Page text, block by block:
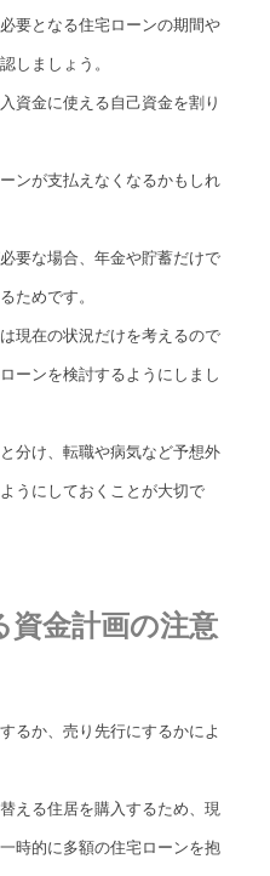
要となる住宅ローンの期間や
しましょう。
資金に使える自己資金を割り
ンが支払えなくなるかもしれ
要な場合、年金や貯蓄だけで
ためです。
現在の状況だけを考えるので
ーンを検討するようにしまし
分け、転職や病気など予想外
うにしておくことが大切で
資金計画の注意
るか、売り先行にするかによ
える住居を購入するため、現
時的に多額の住宅ローンを抱